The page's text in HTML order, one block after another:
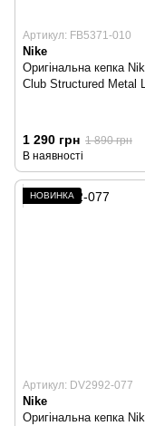
Артикул: FB5371-010
Nike
Оригінальна кепка
Club Structured Metal
1 290 грн 1 890 грн
В наявності
НОВИНКА
Артикул: DV2992-077
Nike
Оригінальна кепка